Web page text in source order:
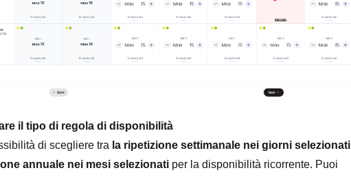
il tipo di regola di disponibilità
di scegliere tra la ripetizione settimanale nei giorni selezionati
annuale nei mesi selezionati per la disponibilità ricorrente. Puoi